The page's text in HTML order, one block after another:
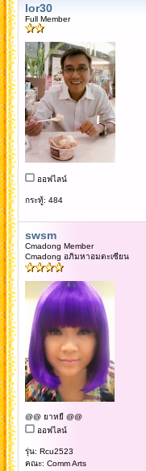
lor30
Full Member
ออฟไลน์
กระทู้: 484
swsm
Cmadong Member
Cmadong อภิมหาอมตะเซียน
@@ ยาหยี @@
ออฟไลน์
รุ่น: Rcu2523
คณะ: Comm Arts